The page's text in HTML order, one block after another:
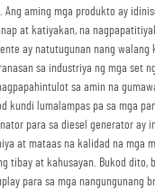
Ang aming mga produkto ay
at katiyakan, na
ay natutugunan nang walang
sa industriya ng mga set
sa amin na
kundi lumalampas pa sa mga
para sa diesel generator ay
at mataas na kalidad na mga
tibay at kahusayan. Bukod dito,
para sa mga nangungunang